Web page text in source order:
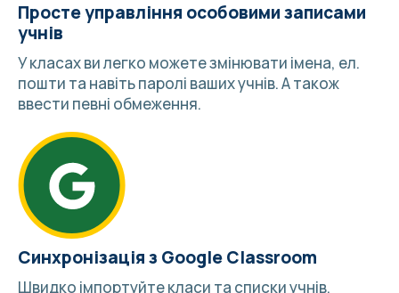
Просте управління особовими записами
учнів
У класах ви легко можете змінювати імена, ел.
пошти та навіть паролі ваших учнів. А також
ввести певні обмеження.
Синхронізація з Google Classroom
Швидко імпортуйте класи та списки учнів,